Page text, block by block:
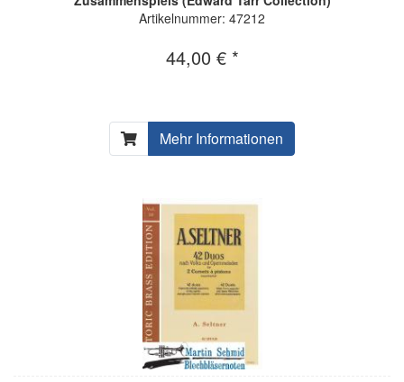
Artikelnummer: 47212
44,00 € *
Mehr Informationen